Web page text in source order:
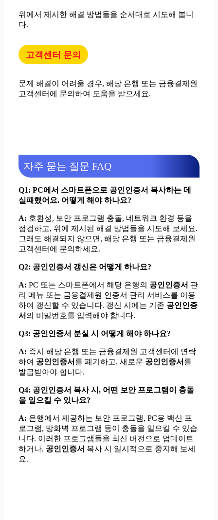
위에서 제시한 해결 방법들을 순서대로 시도해 봅니
다.
고객센터 문의
문제 해결이 어려울 경우, 해당 은행 또는 금융결제원
고객센터에 문의하여 도움을 받으세요.
자주 묻는 질문 FAQ
Q1: PC에서 스마트폰으로 공인인증서 복사하는 데
실패했어요. 어떻게 해야 하나요?
A: 호환성, 보안 프로그램 충돌, 네트워크 환경 등을
점검하고, 위에 제시된 해결 방법들을 시도해 보세요.
그래도 해결되지 않으면, 해당 은행 또는 금융결제원
고객센터에 문의하세요.
Q2: 공인인증서 갱신은 어떻게 하나요?
A: PC 또는 스마트폰에서 해당 은행의 공인인증서 관
리 메뉴 또는 금융결제원 인증서 관리 서비스를 이용
하여 갱신할 수 있습니다. 갱신 시에는 기존 공인인증
서 의 비밀번호를 입력해야 합니다.
Q3: 공인인증서 분실 시 어떻게 해야 하나요?
A: 즉시 해당 은행 또는 금융결제원 고객센터에 연락
하여 공인인증서 를 폐기하고, 새로운 공인인증서 를
발급받아야 합니다.
Q4: 공인인증서 복사 시, 어떤 보안 프로그램이 충돌
을 일으킬 수 있나요?
A: 은행에서 제공하는 보안 프로그램, PC용 백신 프
로그램, 방화벽 프로그램 등이 충돌을 일으킬 수 있습
니다. 이러한 프로그램들을 최신 버전으로 업데이트
하거나, 공인인증서 복사 시 일시적으로 중지해 보세
요.